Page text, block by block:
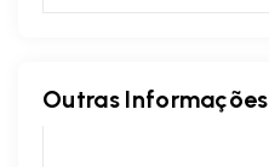
Outras Informações